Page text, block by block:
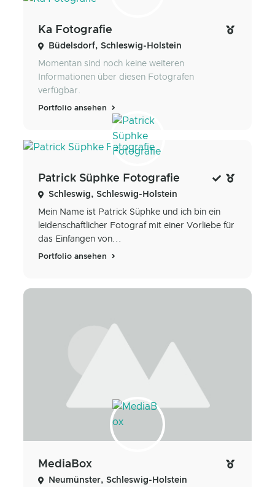
Ka Fotografie
Büdelsdorf, Schleswig-Holstein
Momentan sind noch keine weiteren
Informationen über diesen Fotografen
verfügbar.
Portfolio ansehen
Patrick Süphke Fotografie
Schleswig, Schleswig-Holstein
Mein Name ist Patrick Süphke und ich bin ein
leidenschaftlicher Fotograf mit einer Vorliebe für
das Einfangen von...
Portfolio ansehen
MediaBox
Neumünster, Schleswig-Holstein